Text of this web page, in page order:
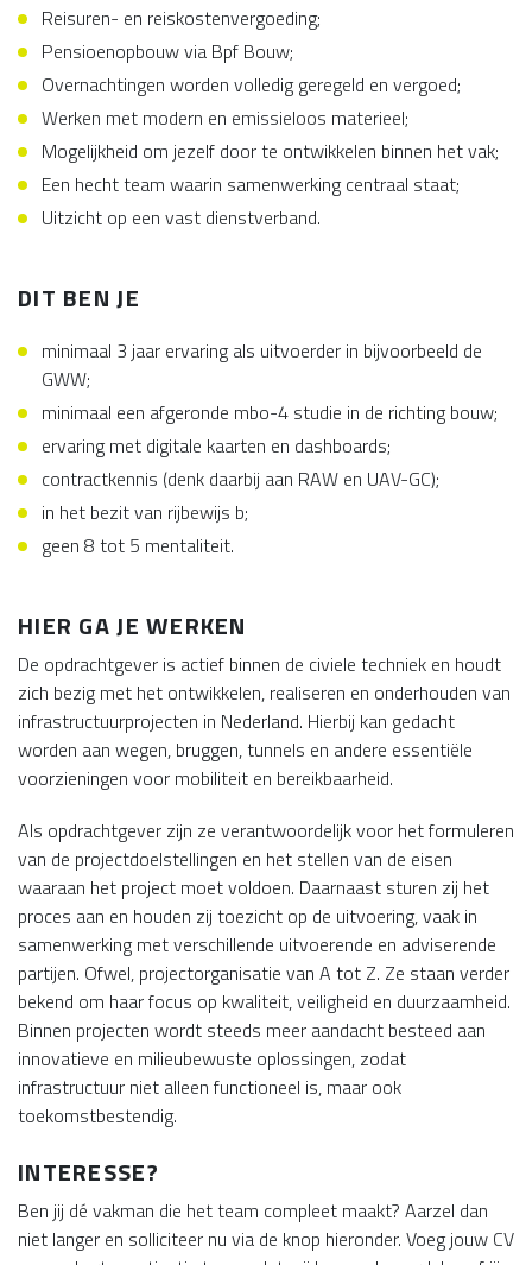
Reisuren- en reiskostenvergoeding;
Pensioenopbouw via Bpf Bouw;
Overnachtingen worden volledig geregeld en vergoed;
Werken met modern en emissieloos materieel;
Mogelijkheid om jezelf door te ontwikkelen binnen het vak;
Een hecht team waarin samenwerking centraal staat;
Uitzicht op een vast dienstverband.
DIT BEN JE
minimaal 3 jaar ervaring als uitvoerder in bijvoorbeeld de
GWW;
minimaal een afgeronde mbo-4 studie in de richting bouw;
ervaring met digitale kaarten en dashboards;
contractkennis (denk daarbij aan RAW en UAV-GC);
in het bezit van rijbewijs b;
geen 8 tot 5 mentaliteit.
HIER GA JE WERKEN
De opdrachtgever is actief binnen de civiele techniek en houdt
zich bezig met het ontwikkelen, realiseren en onderhouden van
infrastructuurprojecten in Nederland. Hierbij kan gedacht
worden aan wegen, bruggen, tunnels en andere essentiële
voorzieningen voor mobiliteit en bereikbaarheid.
Als opdrachtgever zijn ze verantwoordelijk voor het formuleren
van de projectdoelstellingen en het stellen van de eisen
waaraan het project moet voldoen. Daarnaast sturen zij het
proces aan en houden zij toezicht op de uitvoering, vaak in
samenwerking met verschillende uitvoerende en adviserende
partijen. Ofwel, projectorganisatie van A tot Z. Ze staan verder
bekend om haar focus op kwaliteit, veiligheid en duurzaamheid.
Binnen projecten wordt steeds meer aandacht besteed aan
innovatieve en milieubewuste oplossingen, zodat
infrastructuur niet alleen functioneel is, maar ook
toekomstbestendig.
INTERESSE?
Ben jij dé vakman die het team compleet maakt? Aarzel dan
niet langer en solliciteer nu via de knop hieronder. Voeg jouw CV